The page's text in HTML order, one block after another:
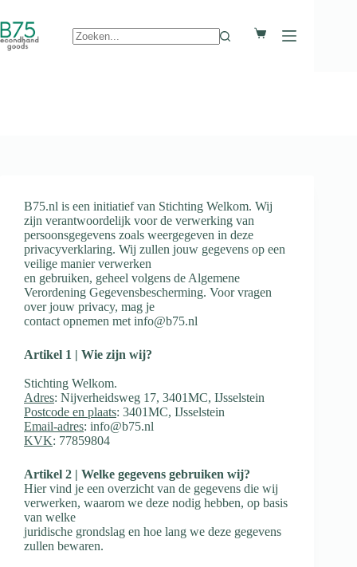
B75.nl is een initiatief van Stichting Welkom. Wij
zijn verantwoordelijk voor de verwerking van
persoonsgegevens zoals weergegeven in deze
privacyverklaring. Wij zullen jouw gegevens op een
veilige manier verwerken
en gebruiken, geheel volgens de Algemene
Verordening Gegevensbescherming. Voor vragen
over jouw privacy, mag je
contact opnemen met info@b75.nl
Artikel 1 | Wie zijn wij?
Stichting Welkom.
Adres: Nijverheidsweg 17, 3401MC, IJsselstein
Postcode en plaats: 3401MC, IJsselstein
Email-adres: info@b75.nl
KVK: 77859804
Artikel 2 | Welke gegevens gebruiken wij?
Hier vind je een overzicht van de gegevens die wij
verwerken, waarom we deze nodig hebben, op basis
van welke
juridische grondslag en hoe lang we deze gegevens
zullen bewaren.